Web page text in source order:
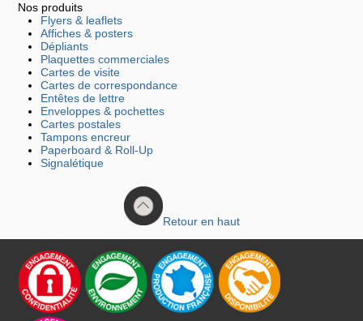
Nos produits
Flyers & leaflets
Affiches & posters
Dépliants
Plaquettes commerciales
Cartes de visite
Cartes de correspondance
Entêtes de lettre
Enveloppes & pochettes
Cartes postales
Tampons encreur
Paperboard & Roll-Up
Signalétique
Retour en haut